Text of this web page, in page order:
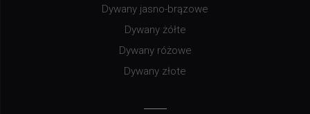
Dywany jasno-brązowe
Dywany żółte
Dywany różowe
Dywany złote